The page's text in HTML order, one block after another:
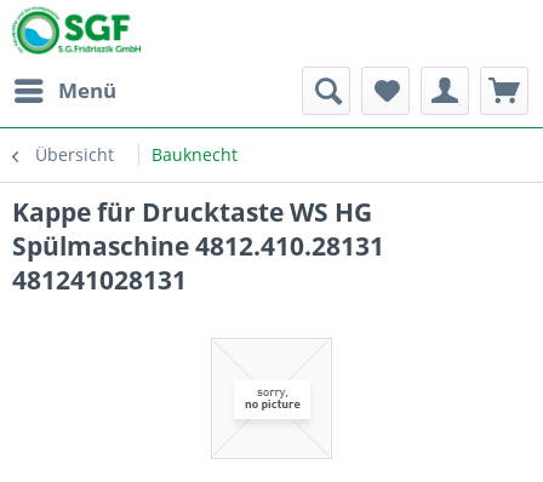
Menü
Übersicht Bauknecht
Kappe für Drucktaste WS HG
Spülmaschine 4812.410.28131
481241028131